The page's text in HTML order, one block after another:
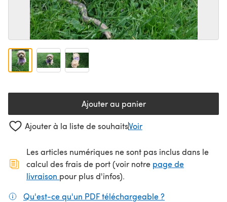
Ajouter au panier
Ajouter à la liste de souhaitsVoir
Les articles numériques ne sont pas inclus dans le
calcul des frais de port (voir notre page de
livraison (s'ouvre dans un nouvel onglet)
pour plus d'infos).
Qu'est-ce qu'un PDF téléchargeable ?